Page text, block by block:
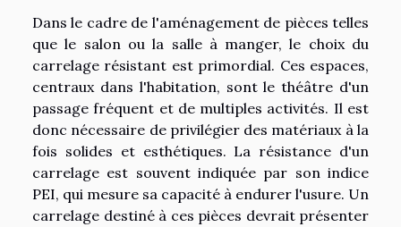
Dans le cadre de l'aménagement de pièces telles
que le salon ou la salle à manger, le choix du
carrelage résistant est primordial. Ces espaces,
centraux dans l'habitation, sont le théâtre d'un
passage fréquent et de multiples activités. Il est
donc nécessaire de privilégier des matériaux à la
fois solides et esthétiques. La résistance d'un
carrelage est souvent indiquée par son indice
PEI, qui mesure sa capacité à endurer l'usure. Un
carrelage destiné à ces pièces devrait présenter